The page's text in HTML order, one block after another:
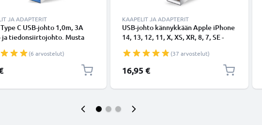
JA ADAPTERIT
Type C USB-johto 1,0m, 3A
ja tiedonsiirtojohto. Musta
(6 arvostelut)
KAAPELIT JA ADAPTERIT
USB-johto kännykkään Apple iPhone
14, 13, 12, 11, X, XS, XR, 8, 7, SE -
Valkoinen datakaapeli(37 arvostelut)
16,95 €